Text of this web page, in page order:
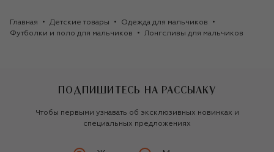
Главная Детские товары
Одежда для мальчиков
Футболки и поло для мальчиков
Лонгсливы для мальчиков
ПОДПИШИТЕСЬ НА РАССЫЛКУ
Чтобы первыми узнавать об эксклюзивных новинках и
специальных предложениях